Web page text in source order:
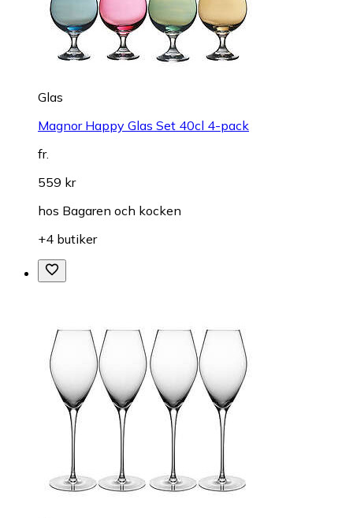
Glas
Magnor Happy Glas Set 40cl 4-pack
fr.
559 kr
hos Bagaren och kocken
+4 butiker